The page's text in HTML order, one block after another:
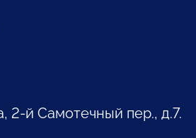
2-й Самотечный пер., д.7.